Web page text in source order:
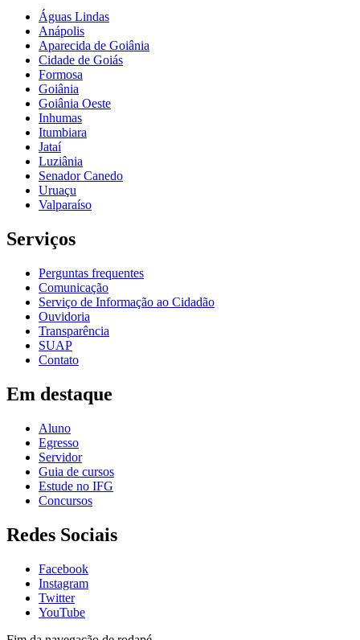
Águas Lindas
Anápolis
Aparecida de Goiânia
Cidade de Goiás
Formosa
Goiânia
Goiânia Oeste
Inhumas
Itumbiara
Jataí
Luziânia
Senador Canedo
Uruaçu
Valparaíso
Serviços
Perguntas frequentes
Comunicação
Serviço de Informação ao Cidadão
Ouvidoria
Transparência
SUAP
Contato
Em destaque
Aluno
Egresso
Servidor
Guia de cursos
Estude no IFG
Concursos
Redes Sociais
Facebook
Instagram
Twitter
YouTube